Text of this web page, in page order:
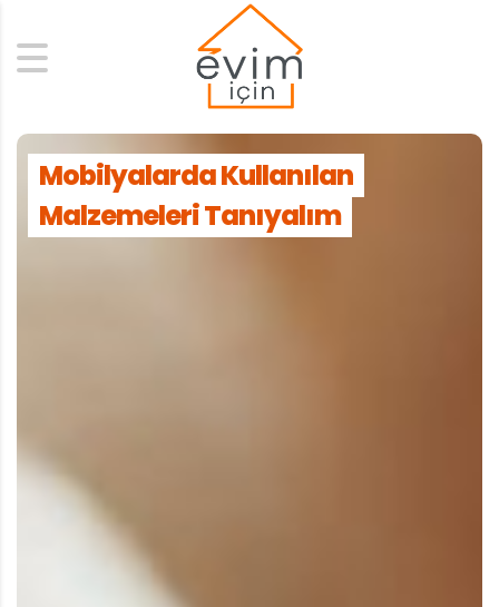
Search
Mobilyalarda Kullanılan
Malzemeleri Tanıyalım